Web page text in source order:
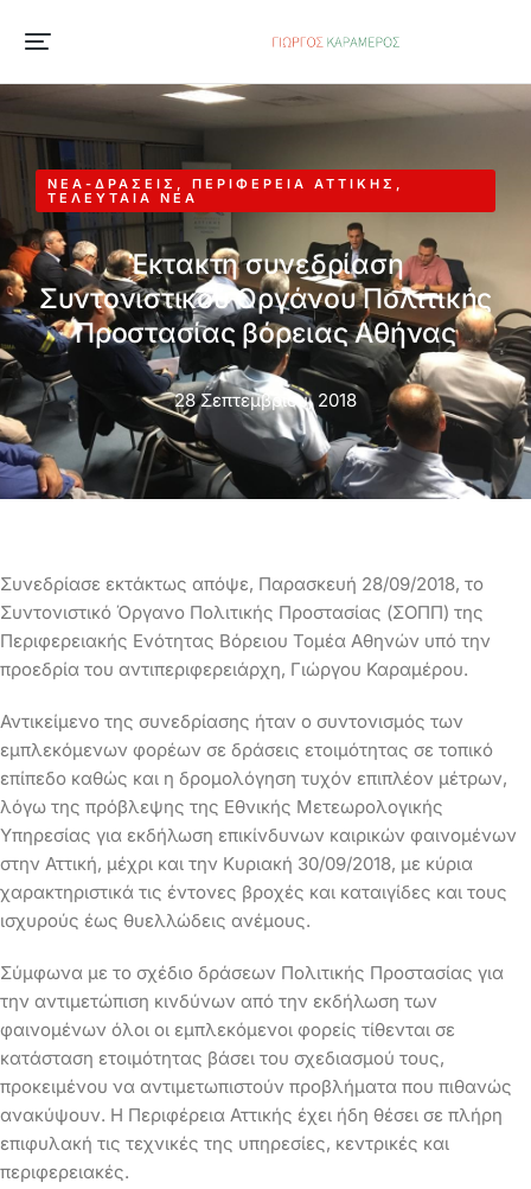
ΝΈΑ-ΔΡΆΣΕΙΣ ΠΕΡΙΦΈΡΕΙΑ ΑΤΤΙΚΉΣ
ΤΕΛΕΥΤΑΊΑ ΝΈΑ
Έκτακτη συνεδρίαση
Συντονιστικού Οργάνου Πολιτικής
Προστασίας βόρειας Αθήνας
28 Σεπτεμβρίου, 2018
Συνεδρίασε εκτάκτως απόψε, Παρασκευή 28/09/2018, το
Συντονιστικό Όργανο Πολιτικής Προστασίας (ΣΟΠΠ) της
Περιφερειακής Ενότητας Βόρειου Τομέα Αθηνών υπό την
προεδρία του αντιπεριφερειάρχη, Γιώργου Καραμέρου.
Αντικείμενο της συνεδρίασης ήταν ο συντονισμός των
εμπλεκόμενων φορέων σε δράσεις ετοιμότητας σε τοπικό
επίπεδο καθώς και η δρομολόγηση τυχόν επιπλέον μέτρων,
λόγω της πρόβλεψης της Εθνικής Μετεωρολογικής
Υπηρεσίας για εκδήλωση επικίνδυνων καιρικών φαινομένων
στην Αττική, μέχρι και την Κυριακή 30/09/2018, με κύρια
χαρακτηριστικά τις έντονες βροχές και καταιγίδες και τους
ισχυρούς έως θυελλώδεις ανέμους.
Σύμφωνα με το σχέδιο δράσεων Πολιτικής Προστασίας για
την αντιμετώπιση κινδύνων από την εκδήλωση των
φαινομένων όλοι οι εμπλεκόμενοι φορείς τίθενται σε
κατάσταση ετοιμότητας βάσει του σχεδιασμού τους,
προκειμένου να αντιμετωπιστούν προβλήματα που πιθανώς
ανακύψουν. Η Περιφέρεια Αττικής έχει ήδη θέσει σε πλήρη
επιφυλακή τις τεχνικές της υπηρεσίες, κεντρικές και
περιφερειακές.